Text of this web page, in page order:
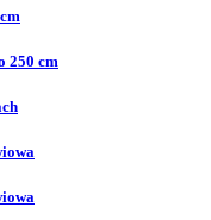
250 cm